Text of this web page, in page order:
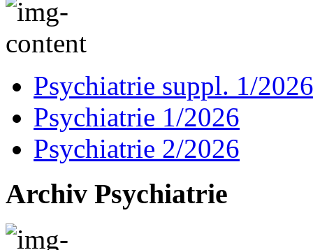
Psychiatrie suppl. 1/2026
Psychiatrie 1/2026
Psychiatrie 2/2026
Archiv Psychiatrie